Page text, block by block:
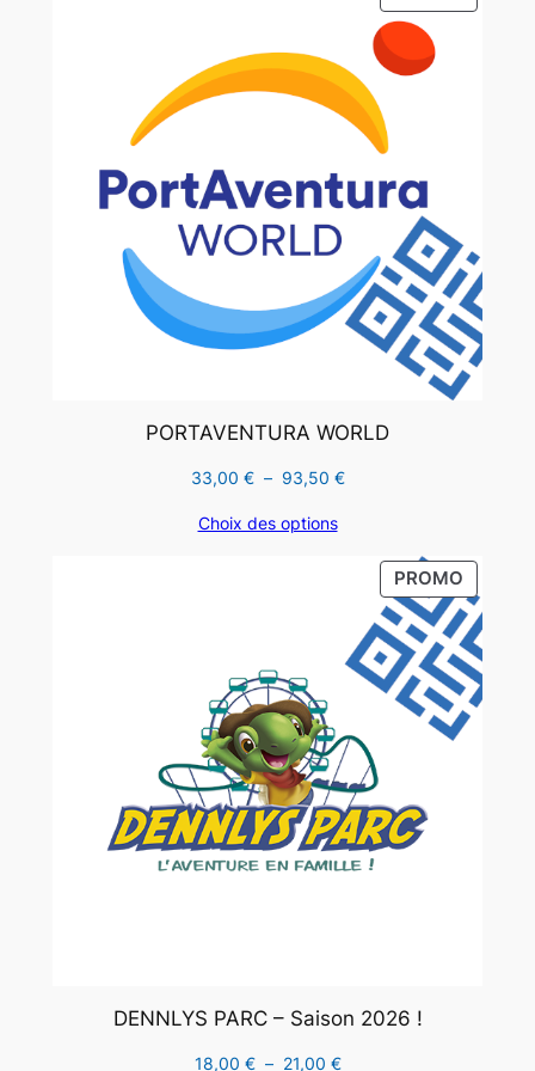
EN
PORTAVENTURA WORLD
33,00 € – 93,50 €Plage
93,50 €
Choix des options
PROMO
EN
DENNLYS PARC – Saison 2026 !
18,00 € – 21,00 €Plage